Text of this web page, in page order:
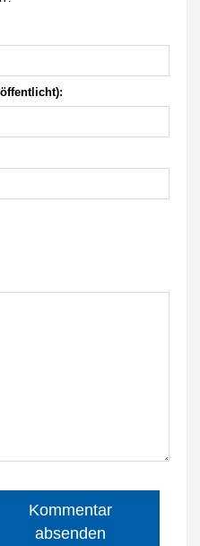
Kommentar
absenden